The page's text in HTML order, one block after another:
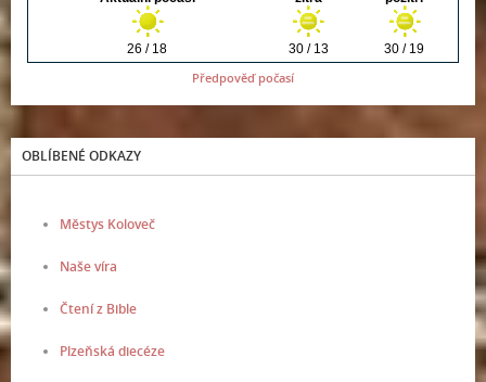
Předpověď počasí
OBLÍBENÉ ODKAZY
Městys Koloveč
Naše víra
Čtení z Bible
Plzeňská diecéze